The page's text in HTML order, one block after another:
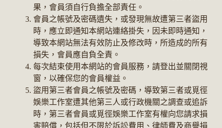
果，會員須自行負擔全部責任。
會員之帳號及密碼遺失，或發現無故遭第三者盜用
時，應立即通知本網站連絡掛失，因未即時通知，
導致本網站無法有效防止及修改時，所造成的所有
損失，會員應自負全責。
每次結束使用本網站的會員服務，請登出並關閉視
窗，以確保您的會員權益。
盜用第三者會員之帳號及密碼，導致第三者或覓徑
娛樂工作室遭其他第三人或行政機關之調查或追訴
時，第三者會員或覓徑娛樂工作室有權向您請求損
害賠償，包括但不限於訴訟費用、律師費及商譽損